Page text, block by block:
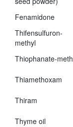
Fenamidone
Thifensulfuron-
methyl
Thiophanate-
Thiamethoxam
Thiram
Thyme oil